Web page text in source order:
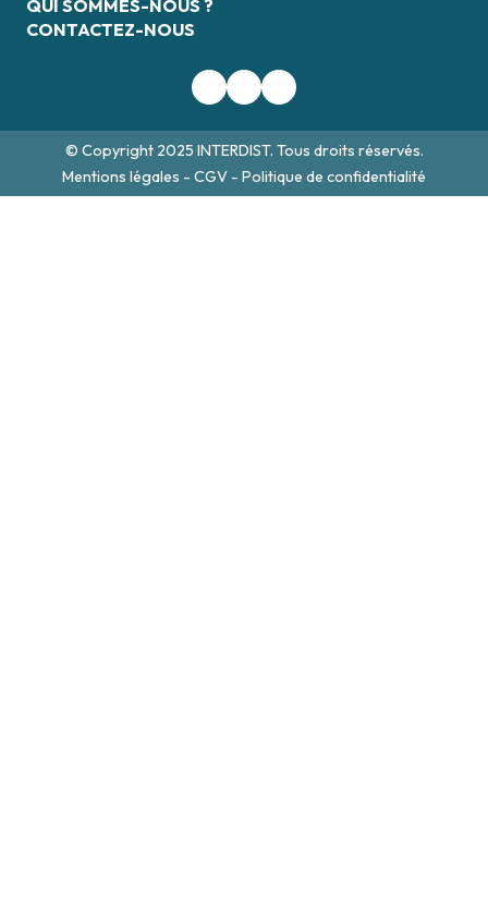
QUI SOMMES-NOUS ?
CONTACTEZ-NOUS
© Copyright 2025 INTERDIST. Tous droits réservés.
Mentions légales - CGV - Politique de confidentialité